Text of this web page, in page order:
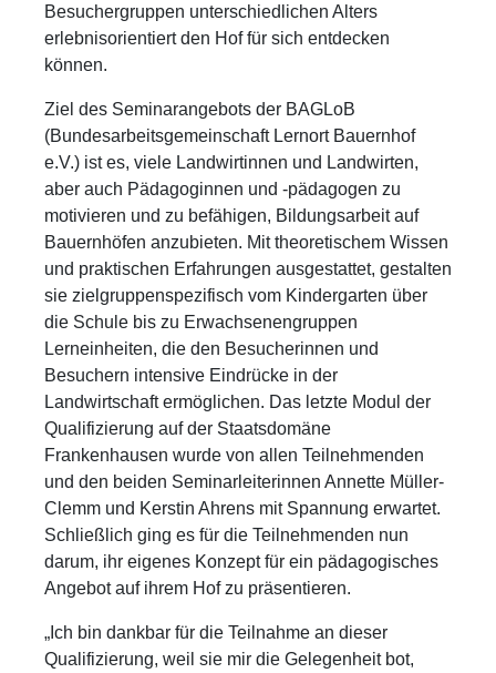
Besuchergruppen unterschiedlichen Alters
erlebnisorientiert den Hof für sich entdecken
können.
Ziel des Seminarangebots der BAGLoB
(Bundesarbeitsgemeinschaft Lernort Bauernhof
e.V.) ist es, viele Landwirtinnen und Landwirten,
aber auch Pädagoginnen und -pädagogen zu
motivieren und zu befähigen, Bildungsarbeit auf
Bauernhöfen anzubieten. Mit theoretischem Wissen
und praktischen Erfahrungen ausgestattet, gestalten
sie zielgruppenspezifisch vom Kindergarten über
die Schule bis zu Erwachsenengruppen
Lerneinheiten, die den Besucherinnen und
Besuchern intensive Eindrücke in der
Landwirtschaft ermöglichen. Das letzte Modul der
Qualifizierung auf der Staatsdomäne
Frankenhausen wurde von allen Teilnehmenden
und den beiden Seminarleiterinnen Annette Müller-
Clemm und Kerstin Ahrens mit Spannung erwartet.
Schließlich ging es für die Teilnehmenden nun
darum, ihr eigenes Konzept für ein pädagogisches
Angebot auf ihrem Hof zu präsentieren.
„Ich bin dankbar für die Teilnahme an dieser
Qualifizierung, weil sie mir die Gelegenheit bot,